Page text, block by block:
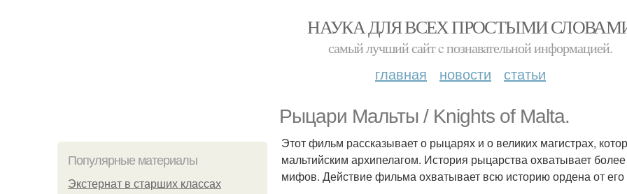
НАУКА ДЛЯ ВСЕХ ПРОСТЫМИ
самый лучший сайт c познавательной информацией.
главная новости статьи
Рыцари Мальты / Knights of Malta.
Популярные материалы
Экстернат в старших классах
Этот фильм рассказывает о рыцарях и о великих магистрах,
мальтийским архипелагом. История рыцарства охватывает
мифов. Действие фильма охватывает всю историю ордена от